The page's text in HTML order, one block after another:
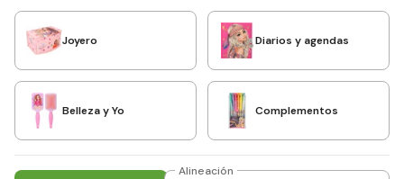
Joyero Diarios y agendas
Belleza y Yo Complementos
Alineación